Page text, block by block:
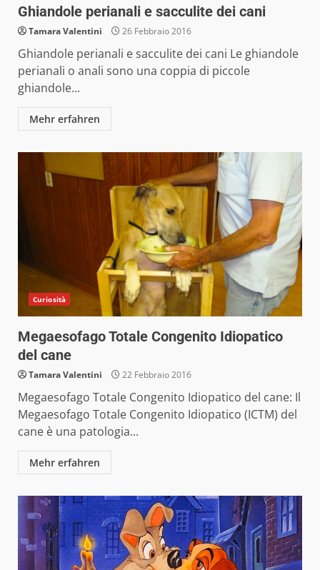
Ghiandole perianali e sacculite dei cani
Tamara Valentini 26 Febbraio 2016
Ghiandole perianali e sacculite dei cani Le ghiandole
perianali o anali sono una coppia di piccole
ghiandole...
Mehr erfahren
Curiosità
Megaesofago Totale Congenito Idiopatico
del cane
Tamara Valentini 22 Febbraio 2016
Megaesofago Totale Congenito Idiopatico del cane: Il
Megaesofago Totale Congenito Idiopatico (ICTM) del
cane è una patologia...
Mehr erfahren